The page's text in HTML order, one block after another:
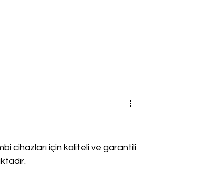
cihazları için kaliteli ve garantili